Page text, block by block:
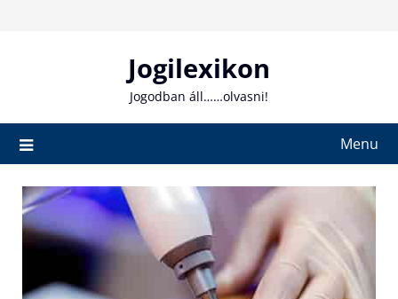
Jogilexikon
Jogodban áll……olvasni!
Menu